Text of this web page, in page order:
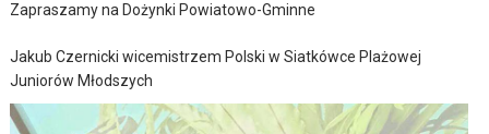
Zapraszamy na Dożynki Powiatowo-Gminne
Jakub Czernicki wicemistrzem Polski w Siatkówce Plażowej
Juniorów Młodszych